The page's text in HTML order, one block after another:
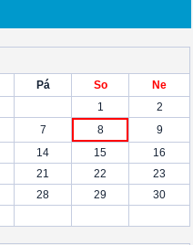
Pá So
Ne
1
2
7 8
9
14 15
16
21 22
23
28 29
30